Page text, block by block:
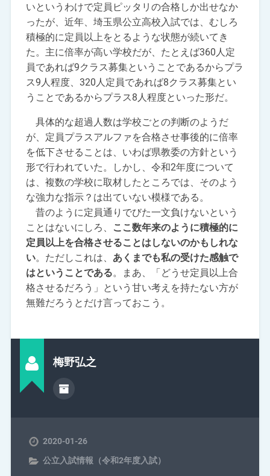
いというわけで定員ピッタリの合格しか出せなか
ったが、近年、埼玉県公立高校入試では、むしろ
積極的に定員以上をとるような状態が続いてき
た。主に倍率が高い学校だが、たとえば360人定
員であれば9クラス募集ということであるからプラ
ス9人程度、320人定員であれば8クラス募集とい
うことであるからプラス8人程度といった形だ。
具体的な超過人数は学校ごとの判断のようだ
が、定員プラスアルファを合格させ事後的に倍率
を低下させることは、いわば県教委の方針という
形で行われていた。しかし、令和2年度について
は、複数の学校に取材したところでは、そのよう
な強力な指示？は出ていない模様である。
昔のように定員通りでびた一文負けないという
ことはないにしろ、
ここ数年来のように積極的に
定員以上を合格させることはしないのかもしれな
い。ただしこれは、 あくまでも私の受けた感触で
はということである。まあ、「どうせ定員以上合
格させるだろう」という甘い考えを持たない方が
無難だろうとだけ言っておこう。
梅野弘之
2020-01-26
公立入試情報（令和2年度入試）